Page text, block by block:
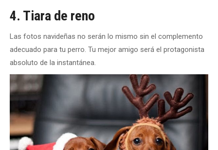
4. Tiara de reno
Las fotos navideñas no serán lo mismo sin el complemento
adecuado para tu perro. Tu mejor amigo será el protagonista
absoluto de la instantánea.